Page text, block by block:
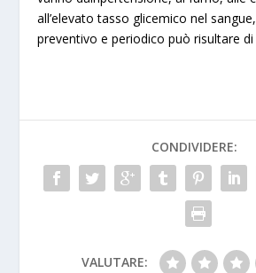
all’elevato tasso glicemico nel
preventivo e periodico può risultare
CONDIVIDERE:
VALUTARE: